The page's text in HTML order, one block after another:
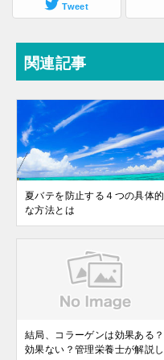
Tweet
関連記事
夏バテを防止する４つの具体的
な方法とは
結局、コラーゲンは効果ある？
効果ない？管理栄養士が解説し